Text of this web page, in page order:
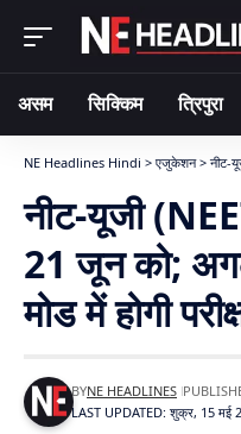
असम सिक्किम त्रिपुरा
NE Headlines Hindi > एजुकेशन> नीट-
नीट-यूजी
21 जून को;
मोड में होगी
LAST UPDATED: शुक्र, 15 मई
BYNE HEADLINES